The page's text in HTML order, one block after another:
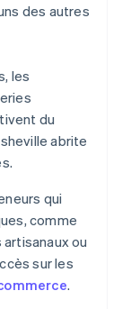
des autres
les
du
abrite
qui
comme
ou
sur les
.